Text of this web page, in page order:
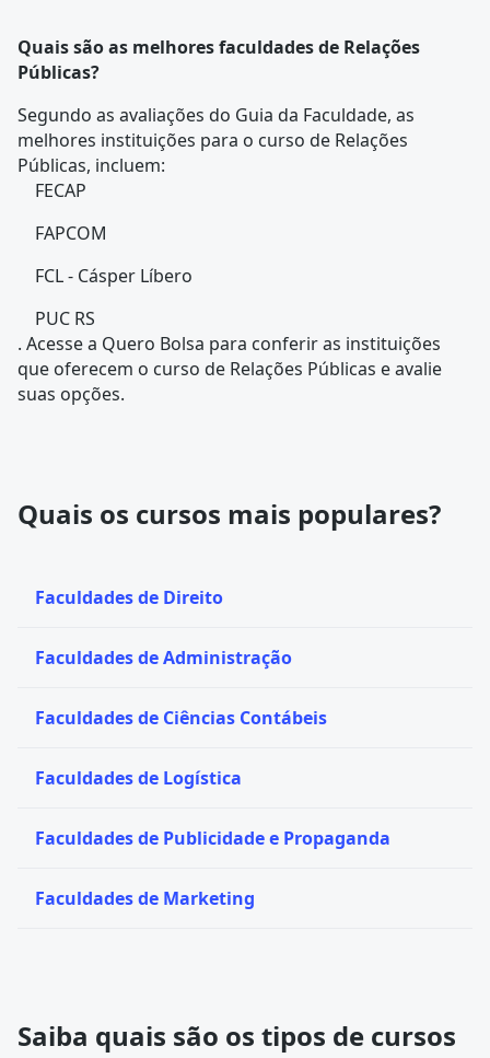
Quais são as melhores faculdades de Relações
Públicas?
Segundo as avaliações do Guia da Faculdade, as
melhores instituições para o curso de Relações
Públicas, incluem:
FECAP
FAPCOM
FCL - Cásper Líbero
PUC RS
. Acesse a Quero Bolsa para conferir as instituições
que oferecem o curso de Relações Públicas e avalie
suas opções.
Quais os cursos mais populares?
Faculdades de Direito
Faculdades de Administração
Faculdades de Ciências Contábeis
Faculdades de Logística
Faculdades de Publicidade e Propaganda
Faculdades de Marketing
Saiba quais são os tipos de cursos